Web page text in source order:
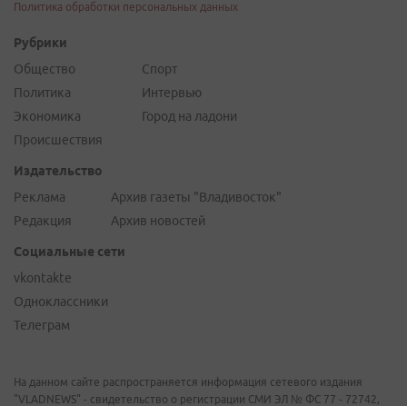
Политика обработки персональных данных
Рубрики
Общество
Политика
Экономика
Происшествия
Спорт
Интервью
Город на ладони
Издательство
Реклама
Редакция
Архив газеты "Владивосток"
Архив новостей
Социальные сети
vkontakte
Одноклассники
Телеграм
На данном сайте распространяется информация сетевого издания
"VLADNEWS" - свидетельство о регистрации СМИ ЭЛ № ФС 77 - 72742,